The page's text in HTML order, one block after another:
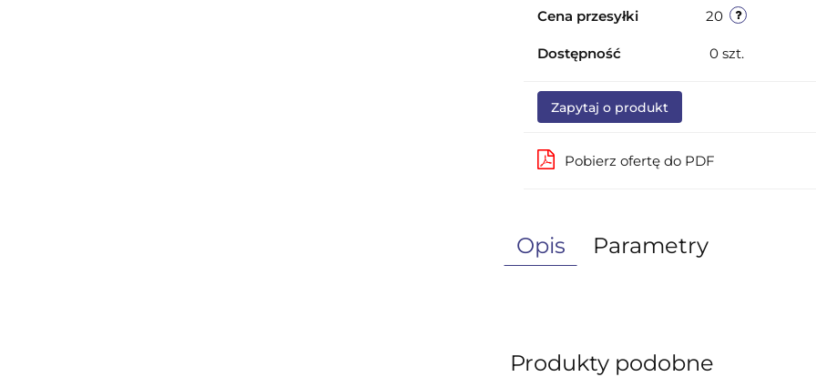
Cena przesyłki 20
Dostępność 0 szt.
Zapytaj o produkt
Pobierz ofertę do PDF
Opis Parametry
Produkty podobne